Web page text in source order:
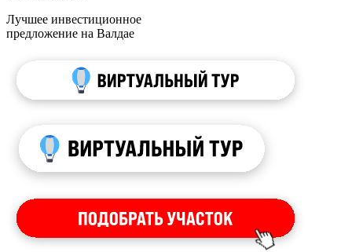
Лучшее инвестиционное
предложение на Валдае